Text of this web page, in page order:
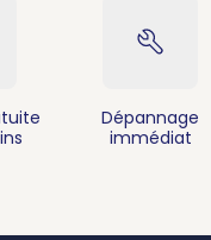
Dépannage
immédiat